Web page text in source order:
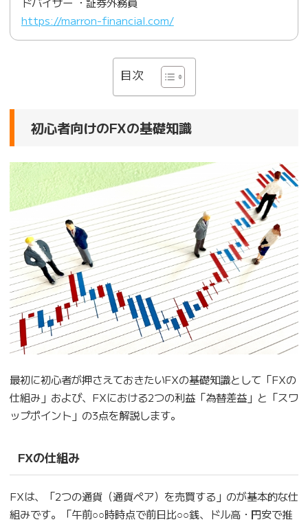
https://marron-financial.com/
目次
初心者向けのFXの基礎知識
最初に初心者が押さえておきたいFXの基礎知識として「FXの
仕組み」および、FXにおける2つの利益「為替差益」と「スワ
ップポイント」の3点を解説します。
FXの仕組み
FXは、「2つの通貨（通貨ペア）を売買する」のが基本的な仕
組みです。「午前○○時時点で前日比○○銭、ドル高・円安で推